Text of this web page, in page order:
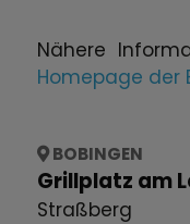
Nähere
Homepage der
BOBINGEN
Grillplatz am
Straßberg